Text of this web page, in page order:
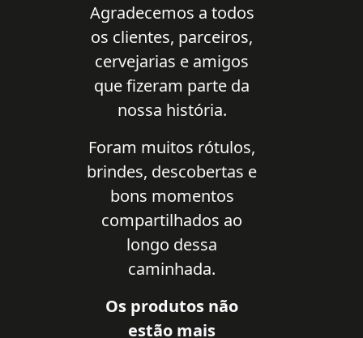
Agradecemos a todos
os clientes, parceiros,
cervejarias e amigos
que fizeram parte da
nossa história.
Foram muitos rótulos,
brindes, descobertas e
bons momentos
compartilhados ao
longo dessa
caminhada.
Os produtos não
estão mais